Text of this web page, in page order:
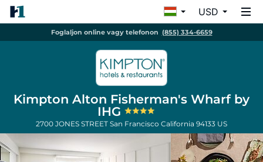
USD
Foglaljon online vagy telefonon (855) 334-6659
Kimpton Alton Fisherman's Wharf by
IHG
2700 JONES STREET San Francisco California 94133 US